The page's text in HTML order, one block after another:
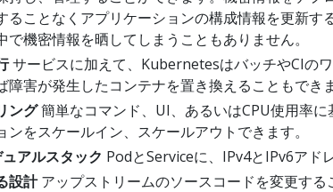
ることなくアプリケーションの構成情報を更新す
で機密情報を晒してしまうこともありません。
サービスに加えて、KubernetesはバッチやCIのワ
障害が発生したコンテナを置き換えることもできま
ング簡単なコマンド、UI、あるいはCPU使用率に
ンをスケールイン、スケールアウトできます。
アルスタック PodとServiceに、IPv4とIPv6アド
設計アップストリームのソースコードを変更す